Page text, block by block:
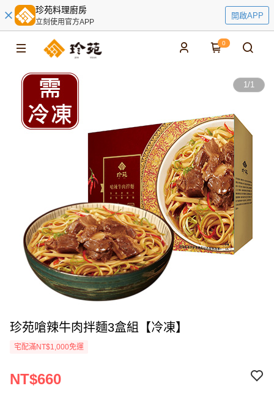
珍苑料理廚房
立刻使用官方APP
開啟APP
0
1/1
珍苑嗆辣牛肉拌麵3盒組【冷凍】
宅配滿NT$1,000免運
NT$660